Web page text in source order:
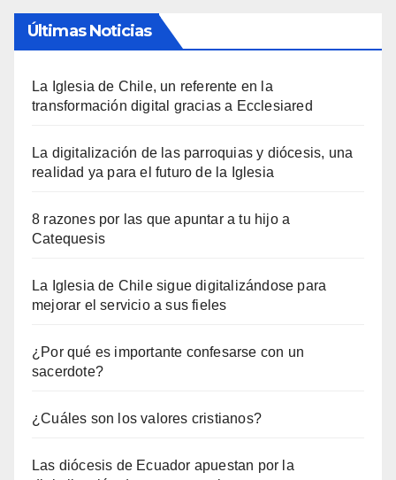
Últimas Noticias
La Iglesia de Chile, un referente en la
transformación digital gracias a Ecclesiared
La digitalización de las parroquias y diócesis, una
realidad ya para el futuro de la Iglesia
8 razones por las que apuntar a tu hijo a
Catequesis
La Iglesia de Chile sigue digitalizándose para
mejorar el servicio a sus fieles
¿Por qué es importante confesarse con un
sacerdote?
¿Cuáles son los valores cristianos?
Las diócesis de Ecuador apuestan por la